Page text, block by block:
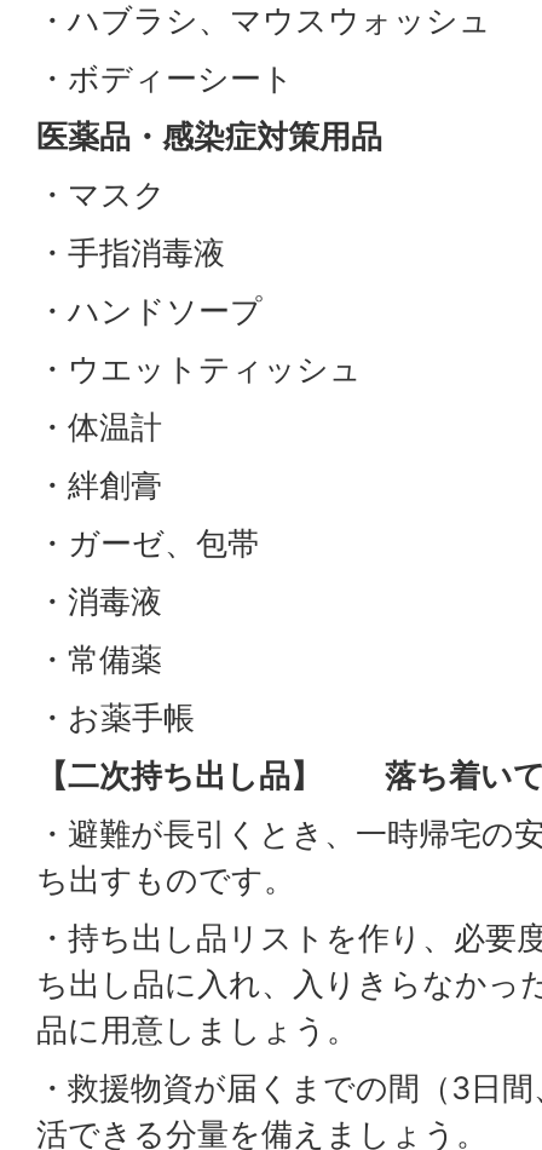
・ハブラシ、マウスウォッシュ
・ボディーシート
医薬品・感染症対策用品
・マスク
・手指消毒液
・ハンドソープ
・ウエットティッシュ
・体温計
・絆創膏
・ガーゼ、包帯
・消毒液
・常備薬
・お薬手帳
【二次持ち出し品】 落ち着い
・避難が長引くとき、一時帰宅の
ち出すものです。
・持ち出し品リストを作り、必要
ち出し品に入れ、入りきらなかっ
品に用意しましょう。
・救援物資が届くまでの間（3日
活できる分量を備えましょう。